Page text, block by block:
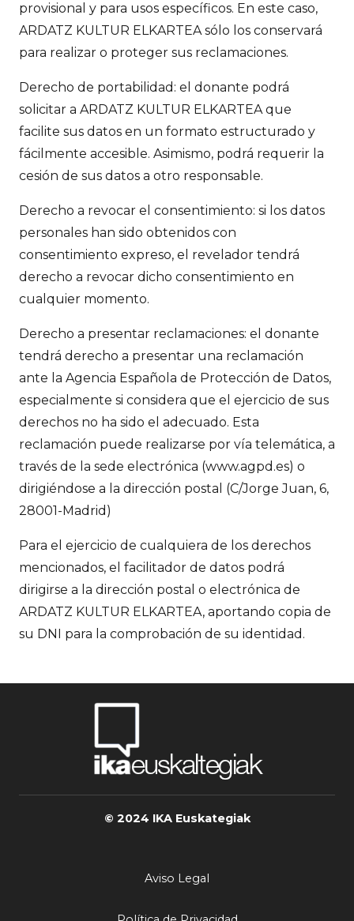
provisional y para usos específicos. En este caso,
ARDATZ KULTUR ELKARTEA sólo los conservará
para realizar o proteger sus reclamaciones.
Derecho de portabilidad: el donante podrá
solicitar a ARDATZ KULTUR ELKARTEA que
facilite sus datos en un formato estructurado y
fácilmente accesible. Asimismo, podrá requerir la
cesión de sus datos a otro responsable.
Derecho a revocar el consentimiento: si los datos
personales han sido obtenidos con
consentimiento expreso, el revelador tendrá
derecho a revocar dicho consentimiento en
cualquier momento.
Derecho a presentar reclamaciones: el donante
tendrá derecho a presentar una reclamación
ante la Agencia Española de Protección de Datos,
especialmente si considera que el ejercicio de sus
derechos no ha sido el adecuado. Esta
reclamación puede realizarse por vía telemática, a
través de la sede electrónica (www.agpd.es) o
dirigiéndose a la dirección postal (C/Jorge Juan, 6,
28001-Madrid)
Para el ejercicio de cualquiera de los derechos
mencionados, el facilitador de datos podrá
dirigirse a la dirección postal o electrónica de
ARDATZ KULTUR ELKARTEA, aportando copia de
su DNI para la comprobación de su identidad.
© 2024 IKA Euskategiak
Aviso Legal